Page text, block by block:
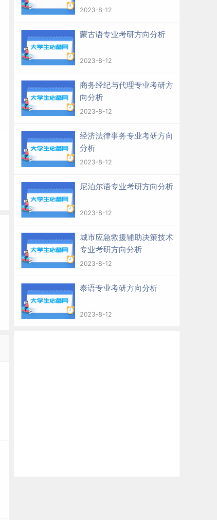
2023-8-12
蒙古语专业考研方向分析
2023-8-12
商务经纪与代理专业考研方
向分析
2023-8-12
经济法律事务专业考研方向
分析
2023-8-12
尼泊尔语专业考研方向分析
2023-8-12
城市应急救援辅助决策技术
专业考研方向分析
2023-8-12
泰语专业考研方向分析
2023-8-12